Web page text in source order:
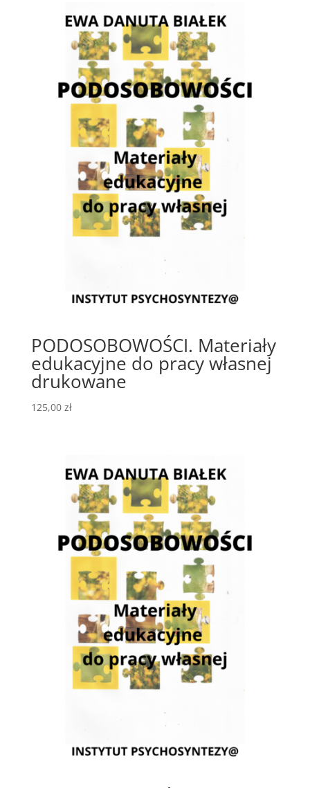
PODOSOBOWOŚCI. Materiały
edukacyjne do pracy własnej
drukowane
125,00 zł